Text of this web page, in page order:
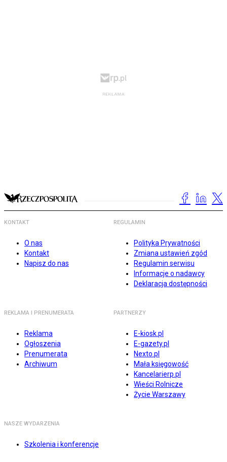
KONTAKT
O nas
Kontakt
Napisz do nas
REGULAMIN
Polityka Prywatności
Zmiana ustawień zgód
Regulamin serwisu
Informacje o nadawcy
Deklaracja dostępności
REKLAMA I PRENUMERATA
Reklama
Ogłoszenia
Prenumerata
Archiwum
PARTNERZY
E-kiosk.pl
E-gazety.pl
Nexto.pl
Mała księgowość
Kancelarierp.pl
Wieści Rolnicze
Życie Warszawy
NASZE WYDARZENIA
Szkolenia i konferencje